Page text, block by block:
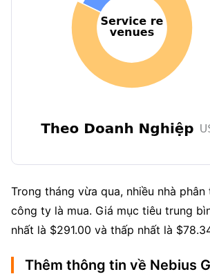
Trong tháng vừa qua, nhiều nhà phân
công ty là mua. Giá mục tiêu trung
nhất là $291.00 và thấp nhất là
Thêm thông tin về Nebius